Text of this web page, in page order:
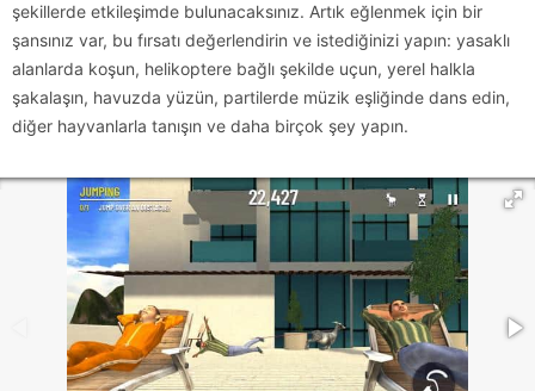
şekillerde etkileşimde bulunacaksınız. Artık eğlenmek için bir
şansınız var, bu fırsatı değerlendirin ve istediğinizi yapın: yasaklı
alanlarda koşun, helikoptere bağlı şekilde uçun, yerel halkla
şakalaşın, havuzda yüzün, partilerde müzik eşliğinde dans edin,
diğer hayvanlarla tanışın ve daha birçok şey yapın.